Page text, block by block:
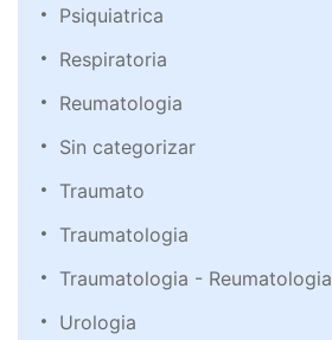
Psiquiatrica
Respiratoria
Reumatologia
Sin categorizar
Traumato
Traumatologia
Traumatologia - Reumatologia
Urologia